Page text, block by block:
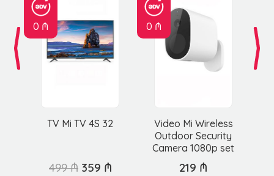
0 ₼
TV Mi TV 4S 32
0 ₼
Video Mi Wireless
Outdoor Security
Camera 1080p set
499 ₼ 359 ₼ 219 ₼